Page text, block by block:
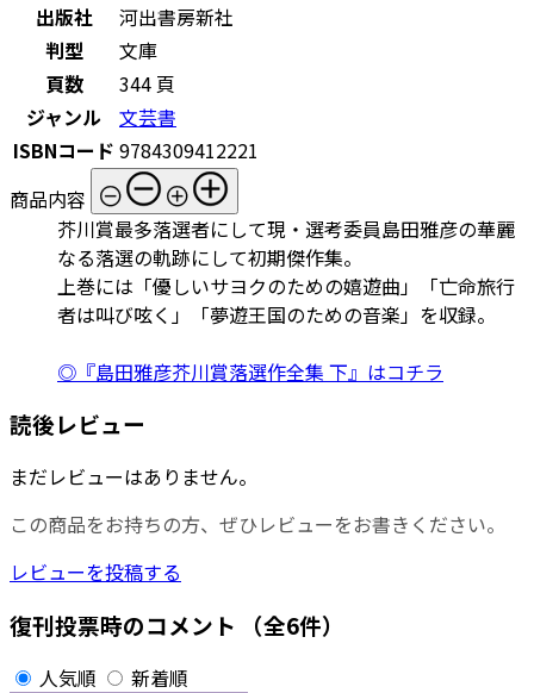
出版社
河出書房新社
判型
文庫
頁数
344 頁
ジャンル
文芸書
ISBNコード 9784309412221
商品内容
芥川賞最多落選者にして現・選考委員島田雅彦の華麗
なる落選の軌跡にして初期傑作集。
上巻には「優しいサヨクのための嬉遊曲」「亡命旅行
者は叫び呟く」「夢遊王国のための音楽」を収録。
◎『島田雅彦芥川賞落選作全集 下』はコチラ
読後レビュー
まだレビューはありません。
この商品をお持ちの方、ぜひレビューをお書きください。
レビューを投稿する
復刊投票時のコメント （全6件）
人気順 新着順